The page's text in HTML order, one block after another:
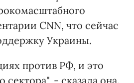
CNN, что сейчас
Украины.
против РФ, и это
- сказала она.